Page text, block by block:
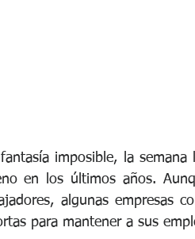
imposible, la
en los últimos años.
algunas empresas
para mantener a sus